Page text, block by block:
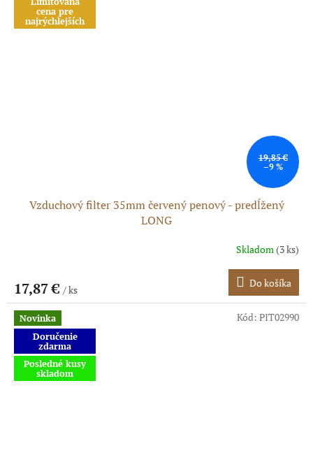
cena pre
najrýchlejších
19,85 €
–9 %
Vzduchový filter 35mm červený penový - predĺžený
LONG
Skladom(3 ks)
17,87 € / ks
Do košíka
Novinka
Doručenie
zdarma
Posledné kusy
skladom
Kód: PIT02990